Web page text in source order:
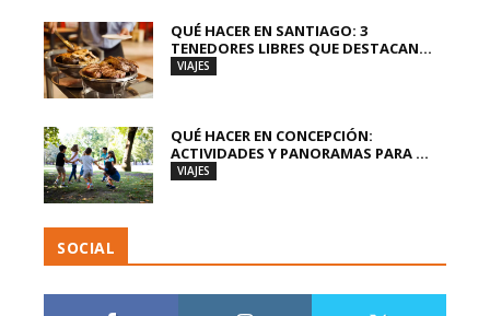
QUÉ HACER EN SANTIAGO: 3
TENEDORES LIBRES QUE DESTACAN...
VIAJES
QUÉ HACER EN CONCEPCIÓN:
ACTIVIDADES Y PANORAMAS PARA ...
VIAJES
SOCIAL